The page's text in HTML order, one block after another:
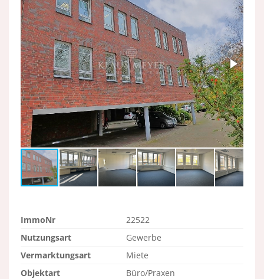
ImmoNr
22522
Nutzungsart
Gewerbe
Vermarktungsart
Miete
Objektart
Büro/Praxen